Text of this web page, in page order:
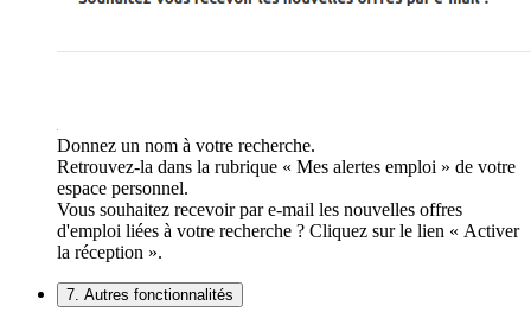
Donnez un nom à votre recherche.
Retrouvez-la dans la rubrique « Mes alertes emploi » de votre
espace personnel.
Vous souhaitez recevoir par e-mail les nouvelles offres
d'emploi liées à votre recherche ? Cliquez sur le lien « Activer
la réception ».
7. Autres fonctionnalités